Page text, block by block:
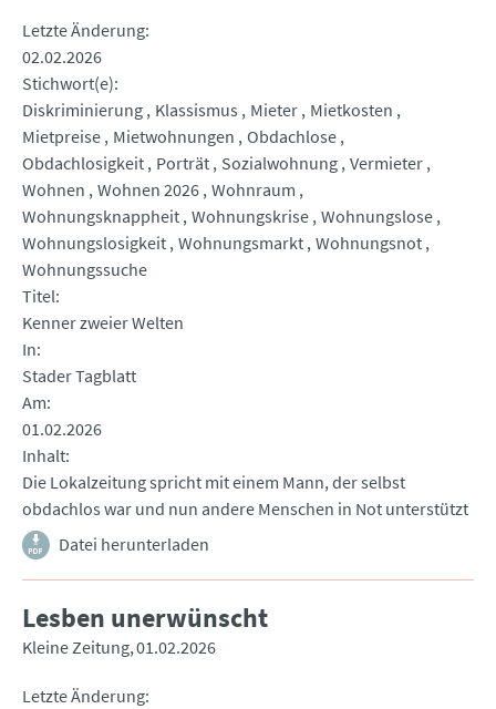
Letzte Änderung
02.02.2026
Stichwort(e)
Diskriminierung Klassismus Mieter Mietkosten
Mietpreise Mietwohnungen Obdachlose
Obdachlosigkeit Porträt Sozialwohnung Vermieter
Wohnen Wohnen 2026 Wohnraum
Wohnungsknappheit Wohnungskrise Wohnungslose
Wohnungslosigkeit Wohnungsmarkt Wohnungsnot
Wohnungssuche
Titel
Kenner zweier Welten
In
Stader Tagblatt
Am
01.02.2026
Inhalt
Die Lokalzeitung spricht mit einem Mann, der selbst
obdachlos war und nun andere Menschen in Not unterstützt
Datei herunterladen
Lesben unerwünscht
Kleine Zeitung 01.02.2026
Letzte Änderung